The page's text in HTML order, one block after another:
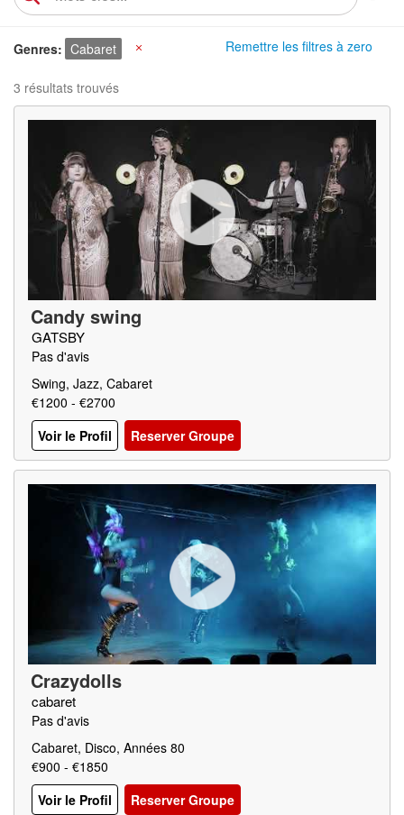
Remettre les filtres à zero
Genres Cabaret
3 résultats trouvés
Candy swing
GATSBY
Pas d'avis
Swing, Jazz, Cabaret
€1200 - €2700
Voir le Profil
Reserver Groupe
Crazydolls
cabaret
Pas d'avis
Cabaret, Disco, Années 80
€900 - €1850
Voir le Profil
Reserver Groupe